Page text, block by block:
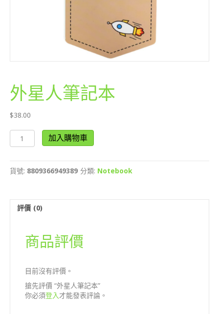
外星人筆記本
$38.00
外
星
筆
記
量
加入購物車
貨號: 8809366949389 分類: Notebook
評價 (0)
商品評價
目前沒有評價。
搶先評價 “外星人筆記本”
你必須登入才能發表評論。